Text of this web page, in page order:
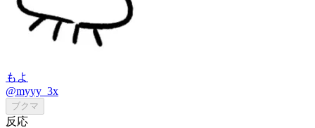
もよ
@myyy_3x
ブクマ
反応